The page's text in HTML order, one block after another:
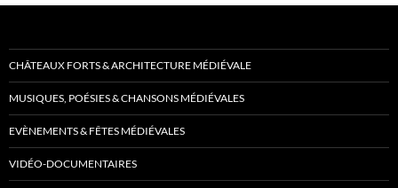
CHÂTEAUX FORTS & ARCHITECTURE MÉDIÉVALE
MUSIQUES, POÉSIES & CHANSONS MÉDIÉVALES
EVÈNEMENTS & FÊTES MÉDIÉVALES
VIDÉO-DOCUMENTAIRES